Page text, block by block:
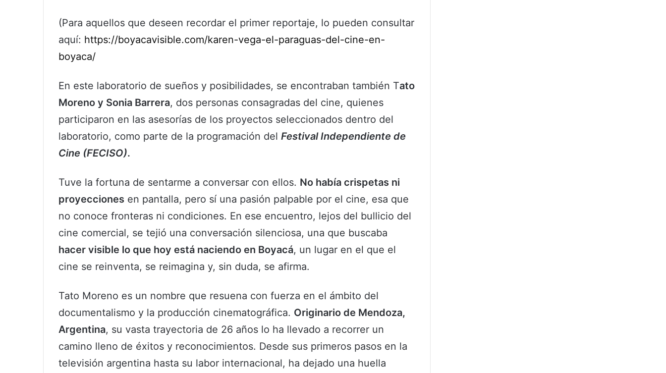
(Para aquellos que deseen recordar el primer reportaje, lo pueden consultar
aquí: https://boyacavisible.com/karen-vega-el-paraguas-del-cine-en-
boyaca/
En este laboratorio de sueños y posibilidades, se encontraban también Tato
Moreno y Sonia Barrera, dos personas consagradas del cine, quienes
participaron en las asesorías de los proyectos seleccionados dentro del
laboratorio, como parte de la programación del Festival Independiente de
Cine (FECISO).
Tuve la fortuna de sentarme a conversar con ellos. No había crispetas ni
proyecciones en pantalla, pero sí una pasión palpable por el cine, esa que
no conoce fronteras ni condiciones. En ese encuentro, lejos del bullicio del
cine comercial, se tejió una conversación silenciosa, una que buscaba
hacer visible lo que hoy está naciendo en Boyacá, un lugar en el que el
cine se reinventa, se reimagina y, sin duda, se afirma.
Tato Moreno es un nombre que resuena con fuerza en el ámbito del
documentalismo y la producción cinematográfica. Originario de Mendoza,
Argentina, su vasta trayectoria de 26 años lo ha llevado a recorrer un
camino lleno de éxitos y reconocimientos. Desde sus primeros pasos en la
televisión argentina hasta su labor internacional, ha dejado una huella